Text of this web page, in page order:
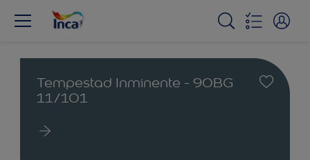
Tempestad Inminente - 90BG
11/101